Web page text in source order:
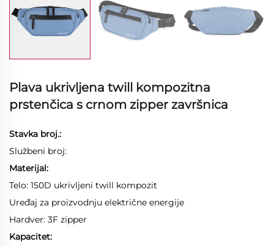
Plava ukrivljena twill kompozitna
prstenčica s crnom zipper završnica
Stavka broj.:
Službeni broj:
Materijal:
Telo: 150D ukrivljeni twill kompozit
Uređaj za proizvodnju električne energije
Hardver: 3F zipper
Kapacitet: